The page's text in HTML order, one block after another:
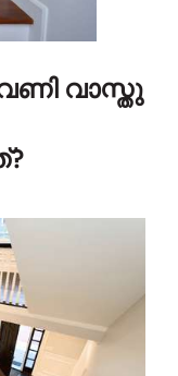
വാസ്തു